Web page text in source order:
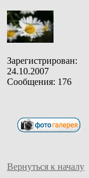
Зарегистрирован:
24.10.2007
Сообщения: 176
Вернуться к началу